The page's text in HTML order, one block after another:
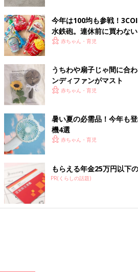
amikaさん(@amkkgram)がシェアし
amikaさん(
ファン」を購入（1,080円）。USB充
でき、卓上・手持ちのどちらも可能で
で価格を抑えてくれているところはさす
ダイソー
今年は100均も参戦！
水鉄砲。連休前に買わな
赤ちゃん・育児
うちわや扇子じゃ間に合
ンディファンがマスト
赤ちゃん・育児
暑い夏の必需品！今年も
機4選
赤ちゃん・育児
もらえる年金25万円以下
PR(くらしの話題)